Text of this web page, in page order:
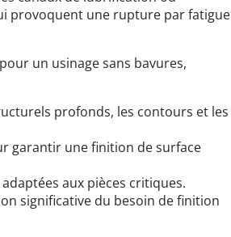
provoquent une rupture par fatigue
un usinage sans bavures,
profonds, les contours et les
garantir une finition de surface
adaptées aux pièces critiques.
significative du besoin de finition